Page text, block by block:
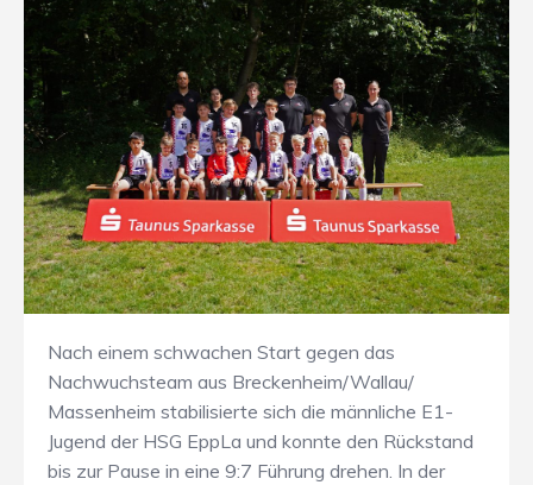
Nach einem schwachen Start gegen das
Nachwuchsteam aus Breckenheim/Wallau/
Massenheim stabilisierte sich die männliche E1-
Jugend der HSG EppLa und konnte den Rückstand
bis zur Pause in eine 9:7 Führung drehen. In der